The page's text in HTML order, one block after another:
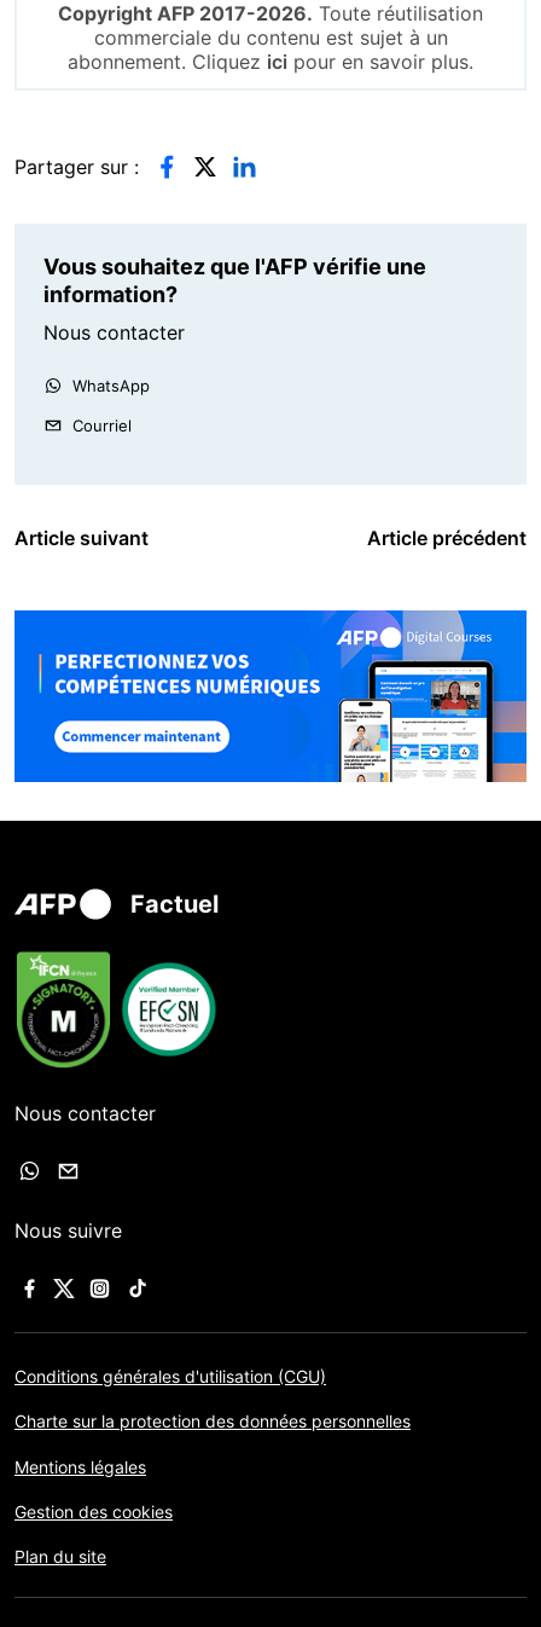
Copyright AFP 2017-2026. Toute réutilisation
commerciale du contenu est sujet à un
abonnement. Cliquez ici pour en savoir plus.
Partager sur :
Vous souhaitez que l'AFP vérifie une
information?
Nous contacter
WhatsApp
Courriel
Article suivant Article précédent
Factuel
Nous contacter
Nous suivre
Conditions générales d'utilisation (CGU)
Charte sur la protection des données personnelles
Mentions légales
Gestion des cookies
Plan du site